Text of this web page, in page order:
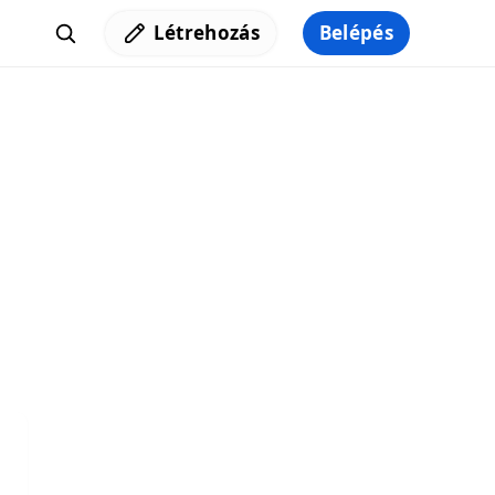
Létrehozás Belépés